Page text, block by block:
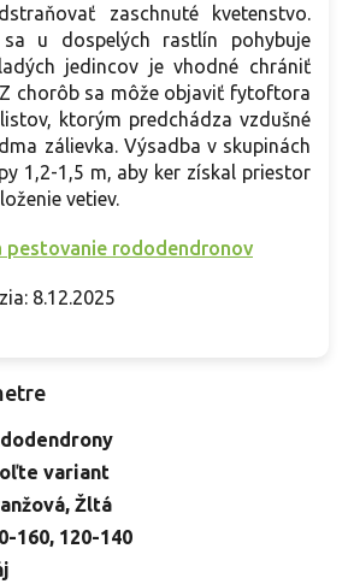
zaschnuté kvetenstvo.
sa u dospelých rastlín pohybuje
jedincov je vhodné chrániť
chorôb sa môže objaviť fytoftora
ktorým predchádza vzdušné
zálievka. Výsadba v skupinách
1,2-1,5 m, aby ker získal priestor
vetiev.
pestovanie rododendronov
8.12.2025
variant
, Žltá
160, 120-140